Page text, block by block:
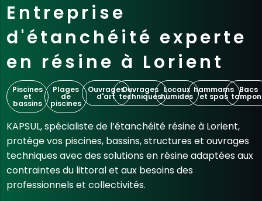
Entreprise
d'étanchéité experte
en résine à Lorient
Piscines
et
bassins
Plages
de
piscines
Ouvrages
d'art
Ouvrages
techniques
Locaux
humides
hammams
et spas
Bacs
KAPSUL, spécialiste de l’étanchéité résine à Lorient,
protège vos piscines, bassins, structures et ouvrages
techniques avec des solutions en résine adaptées aux
contraintes du littoral et aux besoins des
professionnels et collectivités.